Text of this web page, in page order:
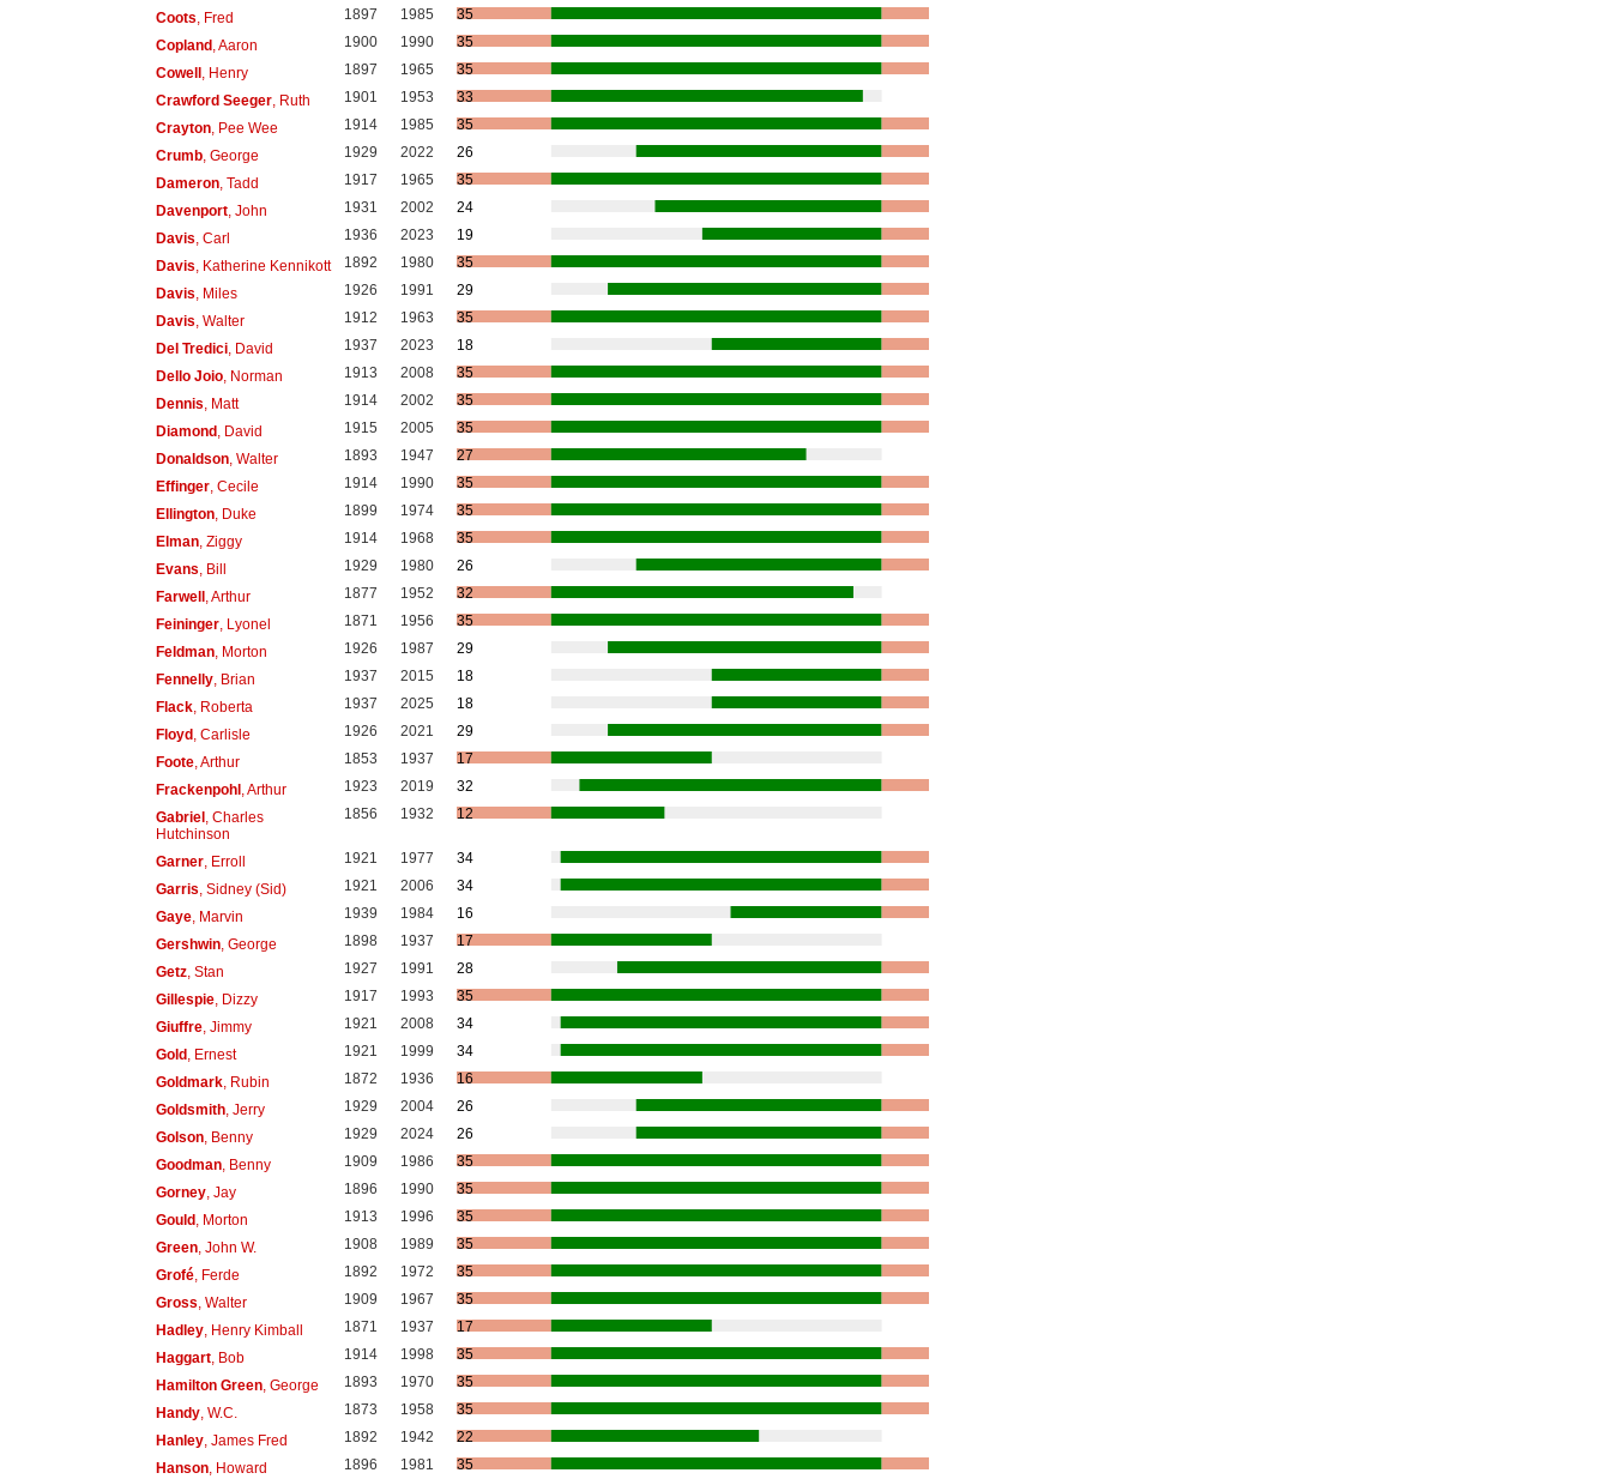
Coots , Fred 1897 1985
35
Copland, Aaron 1900 1990
35
Cowell, Henry 1897 1965
35
Crawford Seeger, Ruth 1901 1953
33
Crayton, Pee Wee 1914 1985
35
Crumb, George 1929 2022
26
Dameron, Tadd 1917 1965
35
Davenport, John 1931 2002
24
Davis , Carl 1936 2023
19
Davis , Katherine Kennikott 1892 1980
35
Davis , Miles 1926 1991
29
Davis , Walter 1912 1963
35
Del Tredici, David 1937 2023
18
Dello Joio, Norman 1913 2008
35
Dennis , Matt 1914 2002
35
Diamond, David 1915 2005
35
Donaldson, Walter 1893 1947
27
Effinger, Cecile 1914 1990
35
Ellington, Duke 1899 1974
35
Elman, Ziggy 1914 1968
35
Evans , Bill 1929 1980
26
Farwell, Arthur 1877 1952
32
Feininger, Lyonel 1871 1956
35
Feldman, Morton 1926 1987
29
Fennelly, Brian 1937 2015
18
Flack, Roberta 1937 2025
18
Floyd, Carlisle 1926 2021
29
Foote, Arthur 1853 1937
17
Frackenpohl, Arthur 1923 2019
32
Gabriel, Charles
Hutchinson
1856 1932 12
Garner, Erroll 1921 1977
34
Garris , Sidney (Sid) 1921 2006
34
Gaye, Marvin 1939 1984
16
Gershwin, George 1898 1937
17
Getz, Stan 1927 1991
28
Gillespie, Dizzy 1917 1993
35
Giuffre, Jimmy 1921 2008
34
Gold, Ernest 1921 1999
34
Goldmark, Rubin 1872 1936
16
Goldsmith, Jerry 1929 2004
26
Golson, Benny 1929 2024
26
Goodman, Benny 1909 1986
35
Gorney, Jay 1896 1990
35
Gould, Morton 1913 1996
35
Green, John W. 1908 1989
35
Grofé, Ferde 1892 1972
35
Gross , Walter 1909 1967
35
Hadley, Henry Kimball 1871 1937
17
Haggart, Bob 1914 1998
35
Hamilton Green, George 1893 1970
35
Handy, W.C. 1873 1958
35
Hanley, James Fred 1892 1942
22
Hanson, Howard 1896 1981 35